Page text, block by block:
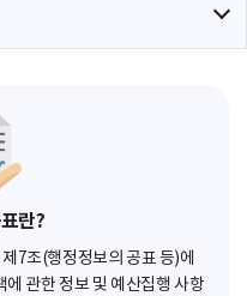
란?
7조(행정정보의 공표 등)에
관한 정보 및 예산집행 사항